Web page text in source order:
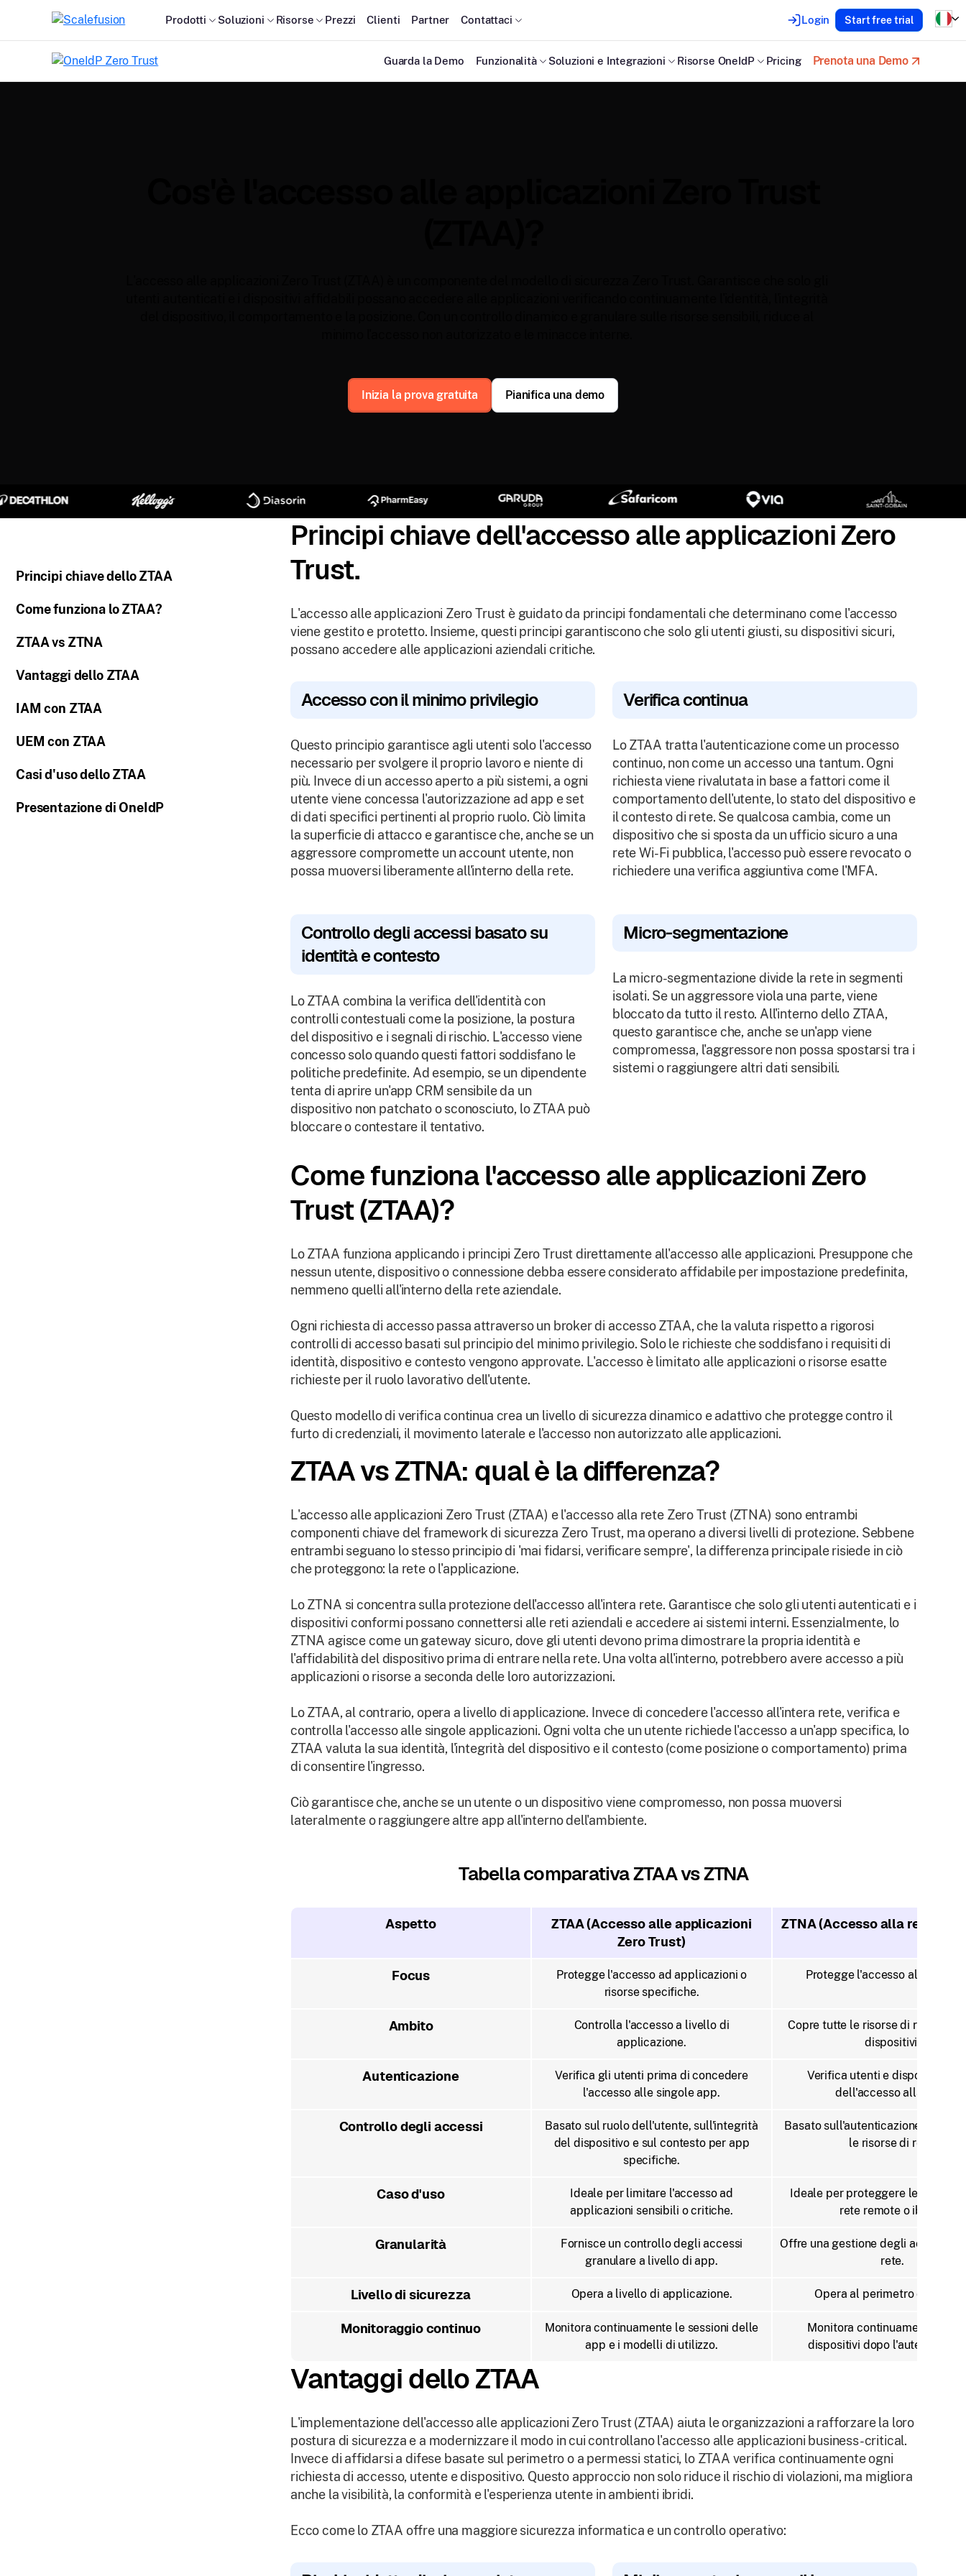
Prodotti Soluzioni Risorse Prezzi Clienti Partner Contattaci Login Start free trial
Guarda la Demo Funzionalità Soluzioni e Integrazioni Risorse OneIdP Pricing Prenota una Demo
Inizia la prova gratuita Pianifica una demo
Principi chiave dello ZTAA
Come funziona lo ZTAA?
ZTAA vs ZTNA
Vantaggi dello ZTAA
IAM con ZTAA
UEM con ZTAA
Casi d'uso dello ZTAA
Presentazione di OneIdP
Principi chiave dell'accesso alle applicazioni Zero
Trust.
L'accesso alle applicazioni Zero Trust è guidato da principi fondamentali che determinano come l'accesso
viene gestito e protetto. Insieme, questi principi garantiscono che solo gli utenti giusti, su dispositivi sicuri,
possano accedere alle applicazioni aziendali critiche.
Accesso con il minimo privilegio
Questo principio garantisce agli utenti solo l'accesso
necessario per svolgere il proprio lavoro e niente di
più. Invece di un accesso aperto a più sistemi, a ogni
utente viene concessa l'autorizzazione ad app e set
di dati specifici pertinenti al proprio ruolo. Ciò limita
la superficie di attacco e garantisce che, anche se un
aggressore compromette un account utente, non
possa muoversi liberamente all'interno della rete.
Verifica continua
Lo ZTAA tratta l'autenticazione come un processo
continuo, non come un accesso una tantum. Ogni
richiesta viene rivalutata in base a fattori come il
comportamento dell'utente, lo stato del dispositivo e
il contesto di rete. Se qualcosa cambia, come un
dispositivo che si sposta da un ufficio sicuro a una
rete Wi-Fi pubblica, l'accesso può essere revocato o
richiedere una verifica aggiuntiva come l'MFA.
Controllo degli accessi basato su
identità e contesto
Lo ZTAA combina la verifica dell'identità con
controlli contestuali come la posizione, la postura
del dispositivo e i segnali di rischio. L'accesso viene
concesso solo quando questi fattori soddisfano le
politiche predefinite. Ad esempio, se un dipendente
tenta di aprire un'app CRM sensibile da un
dispositivo non patchato o sconosciuto, lo ZTAA può
bloccare o contestare il tentativo.
Micro-segmentazione
La micro-segmentazione divide la rete in segmenti
isolati. Se un aggressore viola una parte, viene
bloccato da tutto il resto. All'interno dello ZTAA,
questo garantisce che, anche se un'app viene
compromessa, l'aggressore non possa spostarsi tra i
sistemi o raggiungere altri dati sensibili.
Come funziona l'accesso alle applicazioni Zero
Trust (ZTAA)?
Lo ZTAA funziona applicando i principi Zero Trust direttamente all'accesso alle applicazioni. Presuppone che
nessun utente, dispositivo o connessione debba essere considerato affidabile per impostazione predefinita,
nemmeno quelli all'interno della rete aziendale.
Ogni richiesta di accesso passa attraverso un broker di accesso ZTAA, che la valuta rispetto a rigorosi
controlli di accesso basati sul principio del minimo privilegio. Solo le richieste che soddisfano i requisiti di
identità, dispositivo e contesto vengono approvate. L'accesso è limitato alle applicazioni o risorse esatte
richieste per il ruolo lavorativo dell'utente.
Questo modello di verifica continua crea un livello di sicurezza dinamico e adattivo che protegge contro il
furto di credenziali, il movimento laterale e l'accesso non autorizzato alle applicazioni.
ZTAA vs ZTNA: qual è la differenza?
L'accesso alle applicazioni Zero Trust (ZTAA) e l'accesso alla rete Zero Trust (ZTNA) sono entrambi
componenti chiave del framework di sicurezza Zero Trust, ma operano a diversi livelli di protezione. Sebbene
entrambi seguano lo stesso principio di 'mai fidarsi, verificare sempre', la differenza principale risiede in ciò
che proteggono: la rete o l'applicazione.
Lo ZTNA si concentra sulla protezione dell'accesso all'intera rete. Garantisce che solo gli utenti autenticati e i
dispositivi conformi possano connettersi alle reti aziendali e accedere ai sistemi interni. Essenzialmente, lo
ZTNA agisce come un gateway sicuro, dove gli utenti devono prima dimostrare la propria identità e
l'affidabilità del dispositivo prima di entrare nella rete. Una volta all'interno, potrebbero avere accesso a più
applicazioni o risorse a seconda delle loro autorizzazioni.
Lo ZTAA, al contrario, opera a livello di applicazione. Invece di concedere l'accesso all'intera rete, verifica e
controlla l'accesso alle singole applicazioni. Ogni volta che un utente richiede l'accesso a un'app specifica, lo
ZTAA valuta la sua identità, l'integrità del dispositivo e il contesto (come posizione o comportamento) prima
di consentire l'ingresso.
Ciò garantisce che, anche se un utente o un dispositivo viene compromesso, non possa muoversi
lateralmente o raggiungere altre app all'interno dell'ambiente.
Tabella comparativa ZTAA vs ZTNA
Aspetto
ZTAA (Accesso alle applicazioni
Zero Trust)
ZTNA (Accesso alla rete
Focus
Protegge l'accesso ad applicazioni o
risorse specifiche.
Protegge l'accesso all'intera
Ambito
Controlla l'accesso a livello di
applicazione.
Copre tutte le risorse di rete, i
dispositivi.
Autenticazione
Verifica gli utenti prima di concedere
l'accesso alle singole app.
Verifica utenti e dispositivi
dell'accesso alla rete.
Controllo degli accessi
Basato sul ruolo dell'utente, sull'integrità
del dispositivo e sul contesto per app
specifiche.
Basato sull'autenticazione
le risorse di rete.
Caso d'uso
Ideale per limitare l'accesso ad
applicazioni sensibili o critiche.
Ideale per proteggere le
rete remote o ibride.
Granularità
Fornisce un controllo degli accessi
granulare a livello di app.
Offre una gestione degli accessi a
rete.
Livello di sicurezza Opera a livello di applicazione. Opera al perimetro della
Monitoraggio continuo
Monitora continuamente le sessioni delle
app e i modelli di utilizzo.
Monitora continuamente
dispositivi dopo
Vantaggi dello ZTAA
L'implementazione dell'accesso alle applicazioni Zero Trust (ZTAA) aiuta le organizzazioni a rafforzare la loro
postura di sicurezza e a modernizzare il modo in cui controllano l'accesso alle applicazioni business-critical.
Invece di affidarsi a difese basate sul perimetro o a permessi statici, lo ZTAA verifica continuamente ogni
richiesta di accesso, utente e dispositivo. Questo approccio non solo riduce il rischio di violazioni, ma migliora
anche la visibilità, la conformità e l'esperienza utente in ambienti ibridi.
Ecco come lo ZTAA offre una maggiore sicurezza informatica e un controllo operativo: